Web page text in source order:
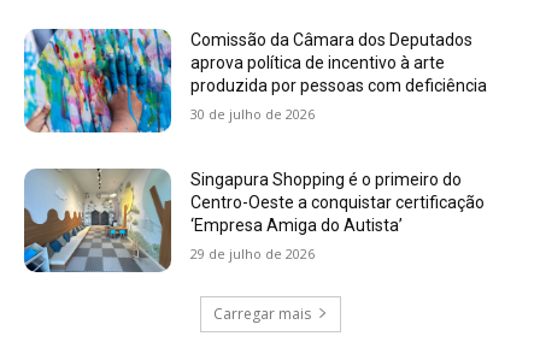
Comissão da Câmara dos Deputados
aprova política de incentivo à arte
produzida por pessoas com deficiência
30 de julho de 2026
Singapura Shopping é o primeiro do
Centro-Oeste a conquistar certificação
‘Empresa Amiga do Autista’
29 de julho de 2026
Carregar mais